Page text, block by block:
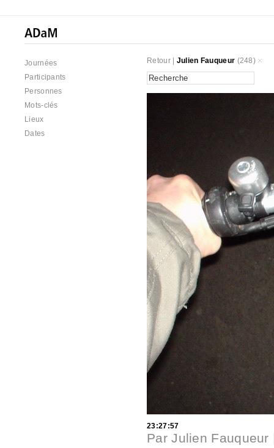
Journées
Participants
Personnes
Mots-clés
Lieux
Dates
Retour| Julien Fauqueur (248)
23:27:57
ParJulien Fauqueur